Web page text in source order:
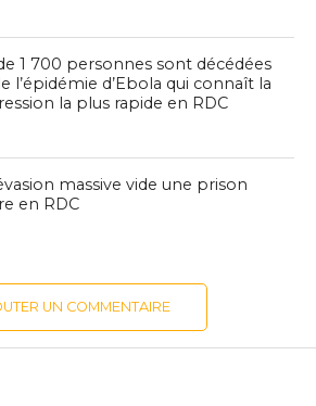
1 700 personnes sont décédées
l’épidémie d’Ebola qui connaît la
la plus rapide en RDC
massive vide une prison
en RDC
UN COMMENTAIRE